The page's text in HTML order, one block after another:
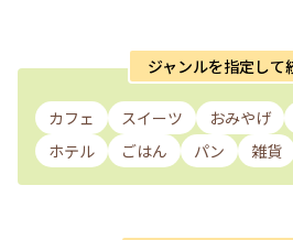
ジャンルを指定して
カフェ スイーツ おみやげ
ホテル
ごはん パン 雑貨